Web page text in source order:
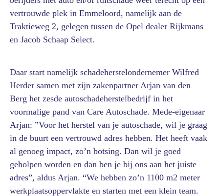
vertrouwde plek in Emmeloord, namelijk aan de
Traktieweg 2, gelegen tussen de Opel dealer Rijkmans
en Jacob Schaap Select.
Daar start namelijk schadeherstelondernemer Wilfred
Herder samen met zijn zakenpartner Arjan van den
Berg het zesde autoschadeherstelbedrijf in het
voormalige pand van Care Autoschade. Mede-eigenaar
Arjan: ”Voor het herstel van je autoschade, wil je graag
in de buurt een vertrouwd adres hebben. Het heeft vaak
al genoeg impact, zo’n botsing. Dan wil je goed
geholpen worden en dan ben je bij ons aan het juiste
adres”, aldus Arjan. “We hebben zo’n 1100 m2 meter
werkplaatsoppervlakte en starten met een klein team.